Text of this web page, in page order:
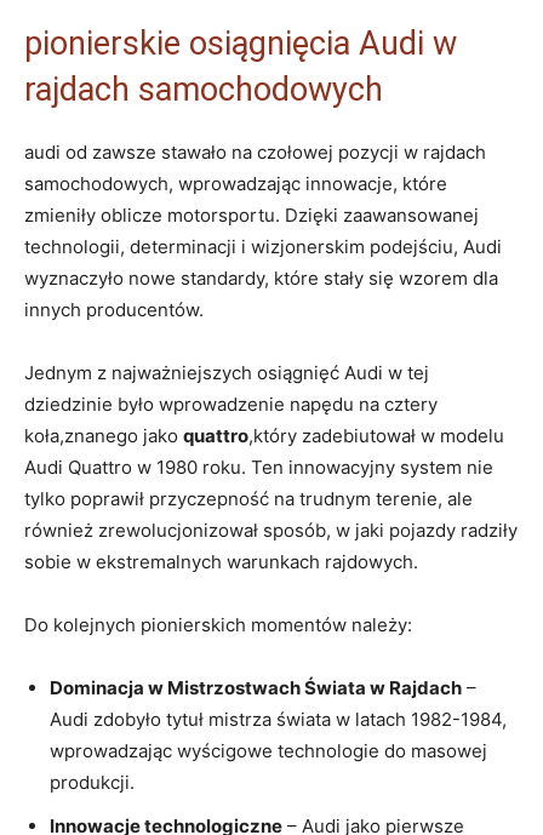
pionierskie osiągnięcia Audi w
rajdach samochodowych
audi od zawsze stawało na czołowej pozycji w rajdach
samochodowych, wprowadzając innowacje, które
zmieniły oblicze motorsportu. Dzięki zaawansowanej
technologii, determinacji i wizjonerskim podejściu, Audi
wyznaczyło nowe standardy, które stały się wzorem dla
innych producentów.
Jednym z najważniejszych osiągnięć Audi w tej
dziedzinie było wprowadzenie napędu na cztery
koła,znanego jako quattro,który zadebiutował w modelu
Audi Quattro w 1980 roku. Ten innowacyjny system nie
tylko poprawił przyczepność na trudnym terenie, ale
również zrewolucjonizował sposób, w jaki pojazdy radziły
sobie w ekstremalnych warunkach rajdowych.
Do kolejnych pionierskich momentów należy:
Dominacja w Mistrzostwach Świata w Rajdach –
Audi zdobyło tytuł mistrza świata w latach 1982-1984,
wprowadzając wyścigowe technologie do masowej
produkcji.
Innowacje technologiczne – Audi jako pierwsze